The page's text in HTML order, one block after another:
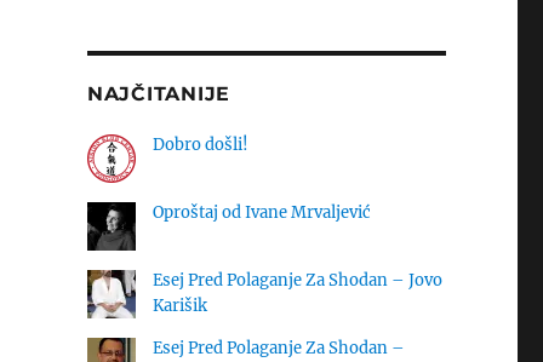
NAJČITANIJE
Dobro došli!
Oproštaj od Ivane Mrvaljević
Esej Pred Polaganje Za Shodan – Jovo
Karišik
Esej Pred Polaganje Za Shodan –